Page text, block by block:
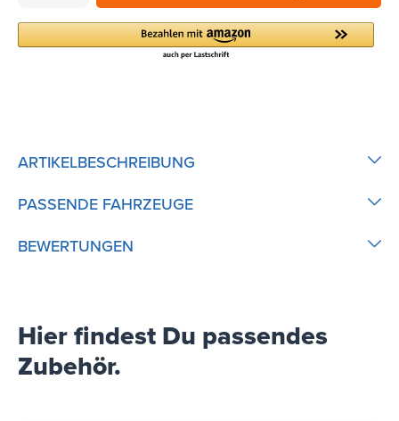
ARTIKELBESCHREIBUNG
PASSENDE FAHRZEUGE
BEWERTUNGEN
Hier findest Du passendes
Zubehör.